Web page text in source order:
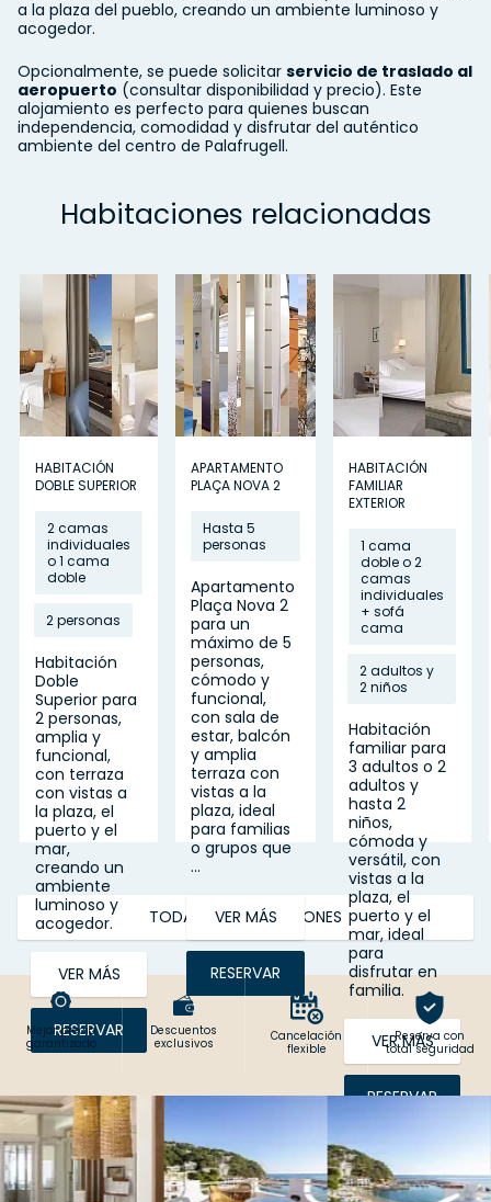
a la plaza del pueblo, creando un ambiente luminoso y
acogedor.
Opcionalmente, se puede solicitar servicio de traslado al
aeropuerto (consultar disponibilidad y precio). Este
alojamiento es perfecto para quienes buscan
independencia, comodidad y disfrutar del auténtico
ambiente del centro de Palafrugell.
Habitaciones relacionadas
HABITACIÓN
DOBLE SUPERIOR
2 camas
individuales
o 1 cama
doble
2 personas
Habitación
Doble
Superior para
2 personas,
amplia y
funcional,
con terraza
con vistas a
la plaza, el
puerto y el
mar,
creando un
ambiente
luminoso y
acogedor.
VER MÁS
RESERVAR
APARTAMENTO
PLAÇA NOVA 2
Hasta 5
personas
Apartamento
Plaça Nova 2
para un
máximo de 5
personas,
cómodo y
funcional,
con sala de
estar, balcón
y amplia
terraza con
vistas a la
plaza, ideal
para familias
o grupos que
...
VER MÁS
RESERVAR
HABITACIÓN
FAMILIAR
EXTERIOR
1 cama
doble o 2
camas
individuales
+ sofá
cama
2 adultos y
2 niños
Habitación
familiar para
3 adultos o 2
adultos y
hasta 2
niños,
cómoda y
versátil, con
vistas a la
plaza, el
puerto y el
mar, ideal
para
disfrutar en
familia.
VER MÁS
RESERVAR
TODAS LAS HABITACIONES
Mejor precio
garantizado
Descuentos
exclusivos
Cancelación
flexible
Reserva con
total seguridad